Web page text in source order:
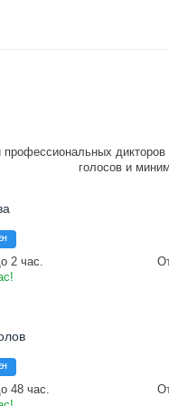
профессиональных
голосов и
2 час.
48 час.